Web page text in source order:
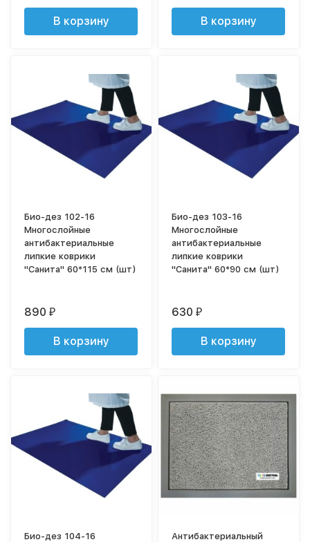
В корзину В корзину
Био-дез 102-16
Многослойные
антибактериальные
липкие коврики
"Санита" 60*115 см (шт)
890₽
В корзину
Био-дез 103-16
Многослойные
антибактериальные
липкие коврики
"Санита" 60*90 см (шт)
630₽
В корзину
Био-дез 104-16
Антибактериальный